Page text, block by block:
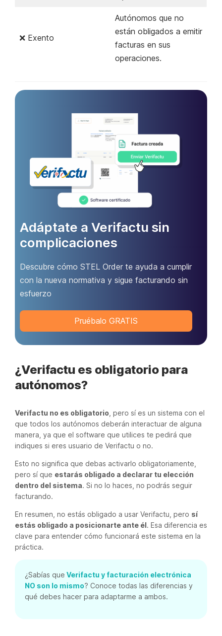
❌ Exento
Autónomos que no
están obligados a emitir
facturas en sus
operaciones.
Adáptate a Verifactu sin
complicaciones
Descubre cómo STEL Order te ayuda a cumplir
con la nueva normativa y sigue facturando sin
esfuerzo
Pruébalo GRATIS
¿Verifactu es obligatorio para
autónomos?
Verifactu no es obligatorio , pero sí es un sistema con el
que todos los autónomos deberán interactuar de alguna
manera, ya que el software que utilices te pedirá que
indiques si eres usuario de Verifactu o no.
Esto no significa que debas activarlo obligatoriamente,
pero sí que estarás obligado a declarar tu elección
dentro del sistema. Si no lo haces, no podrás seguir
facturando.
En resumen, no estás obligado a usar Verifactu, pero sí
estás obligado a posicionarte ante él. Esa diferencia es
clave para entender cómo funcionará este sistema en la
práctica.
¿Sabías que Verifactu y facturación electrónica
NO son lo mismo? Conoce todas las diferencias y
qué debes hacer para adaptarme a ambos.